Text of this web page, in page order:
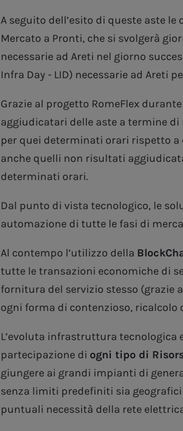
A seguito dell’esito di queste aste
Mercato a Pronti, che si svolgerà
necessarie ad Areti nel giorno
Infra Day - LID) necessarie ad Areti
Grazie al progetto RomeFlex
aggiudicatari delle aste a termine
per quei determinati orari rispetto a
anche quelli non risultati
determinati orari.
Dal punto di vista tecnologico, le
automazione di tutte le fasi di
Al contempo l’utilizzo della
tutte le transazioni economiche di
fornitura del servizio stesso
ogni forma di contenzioso, ricalcolo
L’evoluta infrastruttura tecnologica
partecipazione di ogni tipo di
giungere ai grandi impianti di
senza limiti predefiniti sia
puntuali necessità della rete